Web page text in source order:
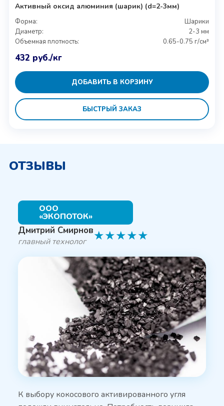
Активный оксид алюминия (шарик) (d=2-3мм)
Форма:
Шарики
Диаметр:
2-3 мм
Объемная плотность:
0.65-0.75 г/см³
432 руб./кг
ДОБАВИТЬ В КОРЗИНУ
БЫСТРЫЙ ЗАКАЗ
ОТЗЫВЫ
ООО
«ЭКОПОТОК»
Дмитрий Смирнов
главный технолог ★★★★★
К выбору кокосового активированного угля